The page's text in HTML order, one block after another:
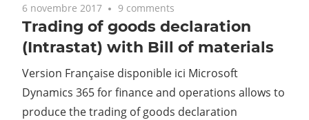
6 novembre 2017 9 comments
Trading of goods declaration
(Intrastat) with Bill of materials
Version Française disponible ici Microsoft
Dynamics 365 for finance and operations allows to
produce the trading of goods declaration